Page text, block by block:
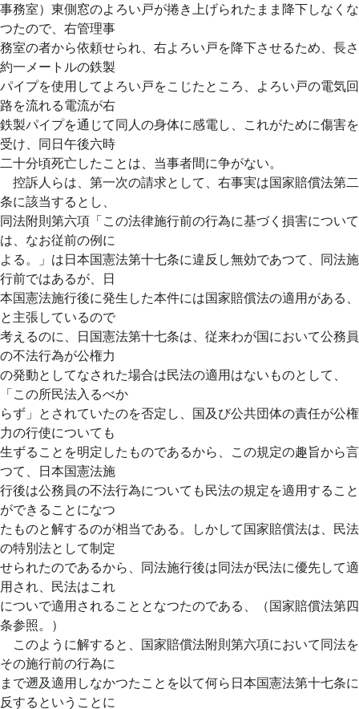
事務室）東側窓のよろい戸が捲き上げられたまま降下しなくな
つたので、右管理事
務室の者から依頼せられ、右よろい戸を降下させるため、長さ
約一メートルの鉄製
パイプを使用してよろい戸をこじたところ、よろい戸の電気回
路を流れる電流が右
鉄製パイプを通じて同人の身体に感電し、これがために傷害を
受け、同日午後六時
二十分頃死亡したことは、当事者間に争がない。
控訴人らは、第一次の請求として、右事実は国家賠償法第二
条に該当するとし、
同法附則第六項「この法律施行前の行為に基づく損害について
は、なお従前の例に
よる。」は日本国憲法第十七条に違反し無効であつて、同法施
行前ではあるが、日
本国憲法施行後に発生した本件には国家賠償法の適用がある、
と主張しているので
考えるのに、日国憲法第十七条は、従来わが国において公務員
の不法行為が公権力
の発動としてなされた場合は民法の適用はないものとして、
「この所民法入るべか
らず」とされていたのを否定し、国及び公共団体の責任が公権
力の行使についても
生ずることを明定したものであるから、この規定の趣旨から言
つて、日本国憲法施
行後は公務員の不法行為についても民法の規定を適用すること
ができることになつ
たものと解するのが相当である。しかして国家賠償法は、民法
の特別法として制定
せられたのであるから、同法施行後は同法が民法に優先して適
用され、民法はこれ
についで適用されることとなつたのである、（国家賠償法第四
条参照。）
このように解すると、国家賠償法附則第六項において同法を
その施行前の行為に
まで遡及適用しなかつたことを以て何ら日本国憲法第十七条に
反するということに